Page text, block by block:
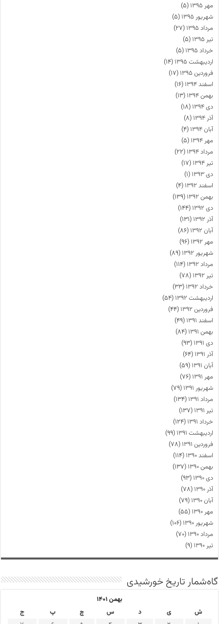
مهر ۱۳۹۵
(۵)
شهریور ۱۳۹۵
(۵)
مرداد ۱۳۹۵
(۲۷)
تیر ۱۳۹۵
(۵)
خرداد ۱۳۹۵
(۵)
اردیبهشت ۱۳۹۵
(۱۴)
فروردین ۱۳۹۵
(۱۷)
اسفند ۱۳۹۴
(۱۶)
بهمن ۱۳۹۴
(۱۳)
دی ۱۳۹۴
(۱۸)
آذر ۱۳۹۴
(۸)
آبان ۱۳۹۴
(۴)
مهر ۱۳۹۴
(۵)
مرداد ۱۳۹۴
(۲۲)
تیر ۱۳۹۴
(۱۷)
دی ۱۳۹۳
(۱)
اسفند ۱۳۹۲
(۴)
بهمن ۱۳۹۲
(۱۳۹)
دی ۱۳۹۲
(۱۴۴)
آذر ۱۳۹۲
(۱۳۱)
آبان ۱۳۹۲
(۸۶)
مهر ۱۳۹۲
(۹۶)
شهریور ۱۳۹۲
(۸۹)
مرداد ۱۳۹۲
(۱۱۴)
تیر ۱۳۹۲
(۷۸)
خرداد ۱۳۹۲
(۳۳)
اردیبهشت ۱۳۹۲
(۵۴)
فروردین ۱۳۹۲
(۴۴)
اسفند ۱۳۹۱
(۴۹)
بهمن ۱۳۹۱
(۸۴)
دی ۱۳۹۱
(۹۳)
آذر ۱۳۹۱
(۶۴)
آبان ۱۳۹۱
(۵۹)
مهر ۱۳۹۱
(۷۶)
شهریور ۱۳۹۱
(۷۹)
مرداد ۱۳۹۱
(۱۳۴)
تیر ۱۳۹۱
(۱۳۷)
خرداد ۱۳۹۱
(۱۲۴)
اردیبهشت ۱۳۹۱
(۹۹)
فروردین ۱۳۹۱
(۷۸)
اسفند ۱۳۹۰
(۱۱۴)
بهمن ۱۳۹۰
(۱۳۷)
دی ۱۳۹۰
(۹۳)
آذر ۱۳۹۰
(۷۸)
آبان ۱۳۹۰
(۷۹)
مهر ۱۳۹۰
(۵۵)
شهریور ۱۳۹۰
(۱۰۶)
مرداد ۱۳۹۰
(۷۰)
تیر ۱۳۹۰
(۹)
گاه‌شمار تاریخ خورشیدی
بهمن ۱۴۰۱
ش
ی د س چ پ
ج